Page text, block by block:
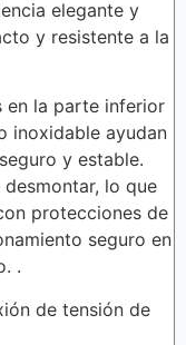
elegante y
y resistente a la
en la parte inferior
inoxidable ayudan
y estable.
lo que
protecciones de
seguro en
.
de tensión de